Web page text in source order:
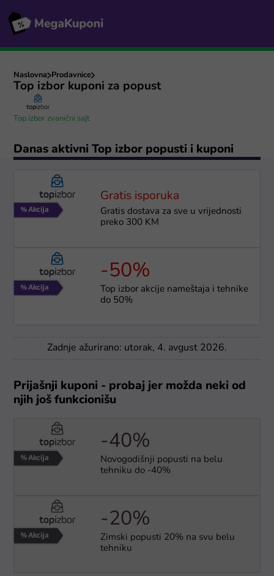
Naslovna Prodavnice
Top izbor kuponi za popust
Top izbor zvanični sajt
Danas aktivni Top izbor popusti i kuponi
Gratis isporuka
Gratis dostava za sve u vrijednosti
preko 300 KM
-50%
Top izbor akcije nameštaja i tehnike
do 50%
Zadnje ažurirano: utorak, 4. avgust 2026.
Prijašnji kuponi - probaj jer možda neki od
njih još funkcionišu
-40%
Novogodišnji popusti na belu
tehniku do -40%
-20%
Zimski popusti 20% na svu belu
tehniku